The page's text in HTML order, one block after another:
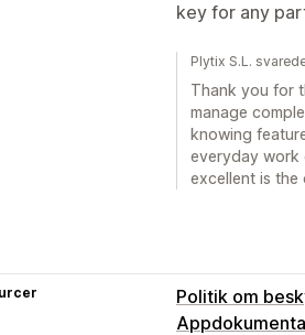
key for any
Plytix S.L.
Thank you for
manage
knowing
everyday work
excellent is the
Politik om